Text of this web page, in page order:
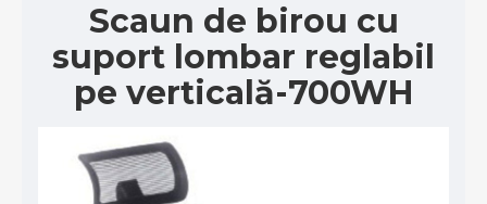
Scaun de birou cu
suport lombar reglabil
pe verticală-700WH